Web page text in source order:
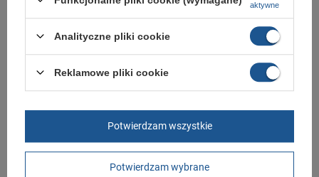
Symbol
Gwarancja Gwarancja
Zapięcie
Płeć męskie
Kolor czarny
Długość towaru w
30
aktywne
Analityczne pliki cookie
Reklamowe pliki cookie
Potwierdzam wybrane
Potwierdzam wszystkie